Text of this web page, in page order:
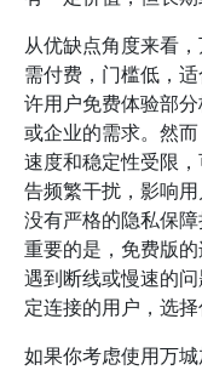
从优缺点角度来看
需付费，门槛低，
许用户免费体验部
或企业的需求。然
速度和稳定性受限
告频繁干扰，影响
没有严格的隐私保
重要的是，免费版
遇到断线或慢速的
定连接的用户，选择
如果你考虑使用万